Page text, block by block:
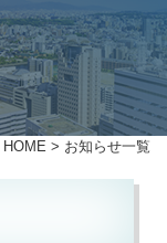
HOME > お知らせ一覧